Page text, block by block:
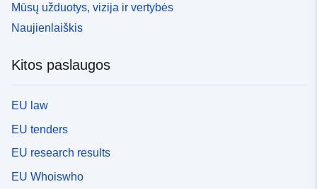
Mūsų užduotys, vizija ir vertybės
Naujienlaiškis
Kitos paslaugos
EU law
EU tenders
EU research results
EU Whoiswho